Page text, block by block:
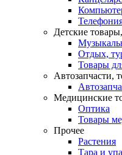
Детские
Отдых,
Товары
Автозапчасти,
Медицинские
Оптика
Товары
Прочее
Растения
Тара и